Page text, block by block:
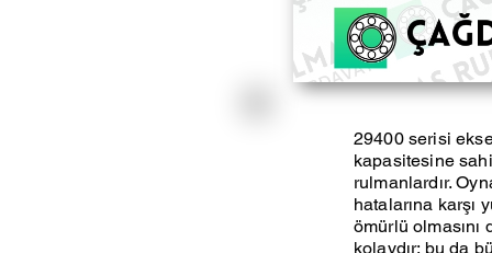
29400 serisi
kapasitesine
rulmanlardır.
hatalarına karşı
ömürlü olmasını
kolaydır; bu da